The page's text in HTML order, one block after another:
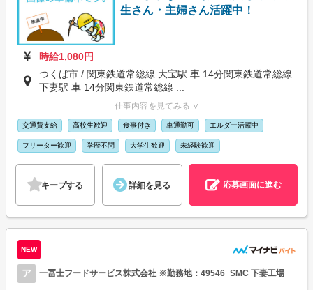
生さん・主婦さん活躍中！
時給1,080円
つくば市 / 関東鉄道常総線 大宝駅 車 14分関東鉄道常総線
下妻駅 車 14分関東鉄道常総線 ...
仕事内容を見てみる ∨
交通費支給 高校生歓迎 食事付き 車通勤可 エルダー活躍中
フリーター歓迎 学歴不問 大学生歓迎 未経験歓迎
キープする 詳細を見る 応募画面に進む
NEW
ア 一冨士フードサービス株式会社 ※勤務地：49546_SMC 下妻工場